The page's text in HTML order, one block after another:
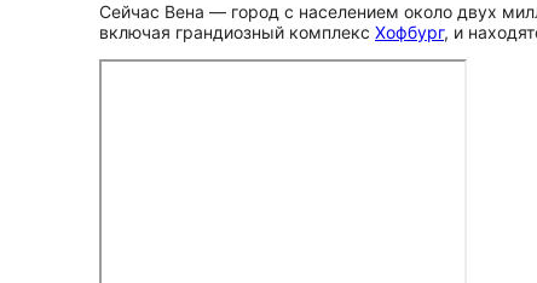
Сейчас Вена — город с населением около двух
включая грандиозный комплекс Хофбург, и